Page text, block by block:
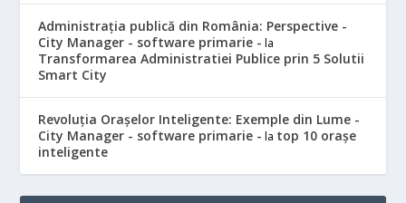
Administrația publică din România: Perspective -
City Manager - software primarie - la
Transformarea Administratiei Publice prin 5 Solutii
Smart City
Revoluția Orașelor Inteligente: Exemple din Lume -
City Manager - software primarie - la top 10 orașe
inteligente